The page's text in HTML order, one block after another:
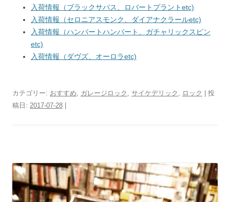
入荷情報（ブラックサバス、ロバートプラントetc)
入荷情報（セロニアスモンク、ダイアナクラールetc)
入荷情報（ハンバートハンバート、ガチャリックスピン
etc)
入荷情報（ダヴズ、オーロラetc)
カテゴリー: おすすめ, ガレージロック , サイケデリック , ロック
| 投
稿日: 2017-07-28